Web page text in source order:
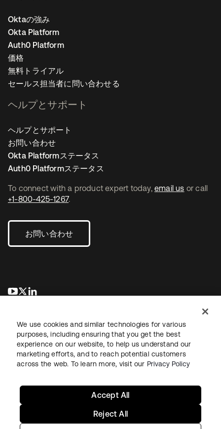
To connect with a product expert today, email us or call
+1-800-425-1267.
お問い合わせ
新しいタブで開く
新しいタブで開く
Oktaの強み
Okta Platform
Auth0 Platform
価格
無料トライアル
セールス担当者に問い合わせる
ヘルプとサポート
ヘルプとサポート
お問い合わせ
Okta Platformステータス
Auth0 Platformステータス
法務プライバシーポリシーサイト利用規約セキュリティ
We use cookies and similar technologies for various
purposes, including ensuring that you get the best
experience on our website, to help us understand our
marketing efforts, and to reach potential customers
across the web. To learn more, visit our Privacy Policy
Reject All
Accept All